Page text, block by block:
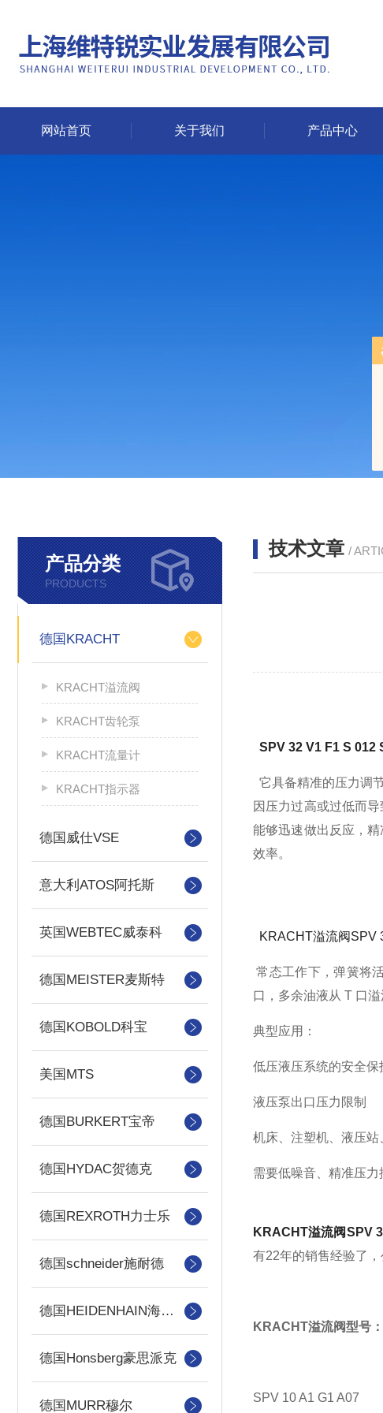
网站首页 关于我们 产品中心
产品分类
PRODUCTS
德国KRACHT
KRACHT溢流阀
KRACHT齿轮泵
KRACHT流量计
KRACHT指示器
德国威仕VSE
意大利ATOS阿托斯
英国WEBTEC威泰科
德国MEISTER麦斯特
德国KOBOLD科宝
美国MTS
德国BURKERT宝帝
德国HYDAC贺德克
德国REXROTH力士乐
德国schneider施耐德
德国HEIDENHAIN海德汉
德国Honsberg豪思派克
德国MURR穆尔
技术文章 /
SPV 32 V1 F1 S 012
它具备精准的压力调
因压力过高或过低而
能够迅速做出反应，
效率。
KRACHT溢流阀SPV
常态工作下，弹簧将
口，多余油液从 T 口
典型应用：
低压液压系统的安全
液压泵出口压力限制
机床、注塑机、液压
需要低噪音、精准压力
KRACHT溢流阀SPV
有22年的销售经验了
KRACHT溢流阀型号：
SPV 10 A1 G1 A07